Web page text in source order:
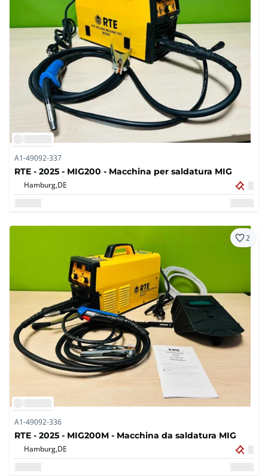
A1-49092-337
RTE - 2025 - MIG200 - Macchina per saldatura MIG
Hamburg,DE
2
A1-49092-336
RTE - 2025 - MIG200M - Macchina da saldatura MIG
Hamburg,DE